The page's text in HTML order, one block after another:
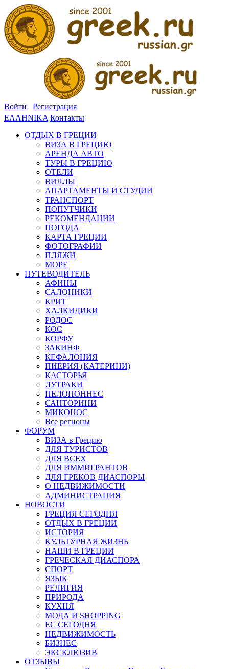
Войти
Регистрация
ΕΛΛΗΝΙΚΑ Контакты
ОТДЫХ В ГРЕЦИИ
ВИЗА В ГРЕЦИЮ
АРЕНДА АВТО
ТУРЫ В ГРЕЦИЮ
ОТЕЛИ
ВИЛЛЫ
АПАРТАМЕНТЫ И СТУДИИ
ТРАНСПОРТ
ПОПУТЧИКИ
РЕКОМЕНДАЦИИ
ПОГОДА
КАРТА ГРЕЦИИ
ФОТОГРАФИИ
ПЛЯЖИ
МОРЕ
ПУТЕВОДИТЕЛЬ
АФИНЫ
САЛОНИКИ
КРИТ
ХАЛКИДИКИ
РОДОС
КОС
КОРФУ
ЗАКИНФ
КЕФАЛОНИЯ
ПИЕРИЯ (КАТЕРИНИ)
КАСТОРЬЯ
ЛУТРАКИ
ПЕЛОПОННЕС
САНТОРИНИ
МИКОНОС
Все регионы
ФОРУМ
ВИЗА в Грецию
ДЛЯ ТУРИСТОВ
ДЛЯ ВСЕХ
ДЛЯ ИММИГРАНТОВ
ДЛЯ ГРЕКОВ ДИАСПОРЫ
О НЕДВИЖИМОСТИ
АДМИНИСТРАЦИЯ
НОВОСТИ
ГРЕЦИЯ СЕГОДНЯ
ОТДЫХ В ГРЕЦИИ
ИСТОРИЯ
КУЛЬТУРНАЯ ЖИЗНЬ
НАШИ В ГРЕЦИИ
ГРЕЧЕСКАЯ ДИАСПОРА
СПОРТ
ЯЗЫК
РЕЛИГИЯ
ПРИРОДА
КУХНЯ
МОДА И SHOPPING
ЕС СЕГОДНЯ
НЕДВИЖИМОСТЬ
БИЗНЕС
ЭКСКЛЮЗИВ
ОТЗЫВЫ